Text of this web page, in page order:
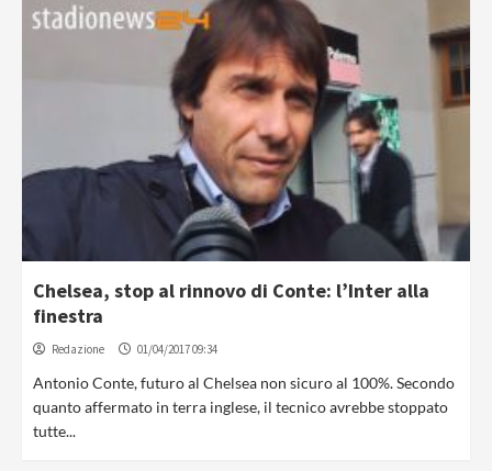
Chelsea, stop al rinnovo di Conte: l’Inter alla
finestra
Redazione 01/04/2017 09:34
Antonio Conte, futuro al Chelsea non sicuro al 100%. Secondo
quanto affermato in terra inglese, il tecnico avrebbe stoppato
tutte...